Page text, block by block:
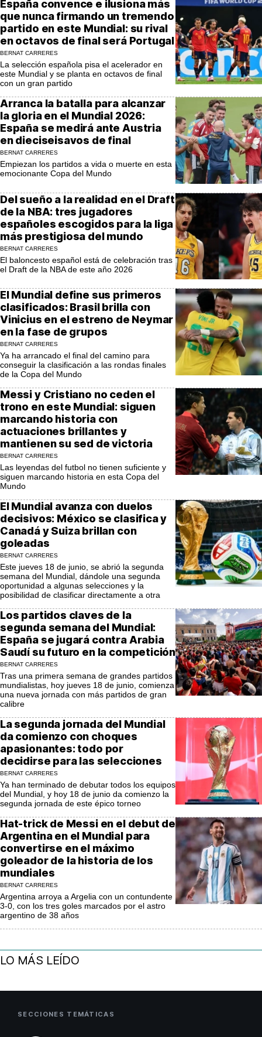
España convence e ilusiona más
que nunca firmando un tremendo
partido en este Mundial: su rival
en octavos de final será Portugal
BERNAT CARRERES
La selección española pisa el acelerador en
este Mundial y se planta en octavos de final
con un gran partido
Arranca la batalla para alcanzar
la gloria en el Mundial 2026:
España se medirá ante Austria
en dieciseisavos de final
BERNAT CARRERES
Empiezan los partidos a vida o muerte en esta
emocionante Copa del Mundo
Del sueño a la realidad en el Draft
de la NBA: tres jugadores
españoles escogidos para la liga
más prestigiosa del mundo
BERNAT CARRERES
El baloncesto español está de celebración tras
el Draft de la NBA de este año 2026
El Mundial define sus primeros
clasificados: Brasil brilla con
Vinicius en el estreno de Neymar
en la fase de grupos
BERNAT CARRERES
Ya ha arrancado el final del camino para
conseguir la clasificación a las rondas finales
de la Copa del Mundo
Messi y Cristiano no ceden el
trono en este Mundial: siguen
marcando historia con
actuaciones brillantes y
mantienen su sed de victoria
BERNAT CARRERES
Las leyendas del futbol no tienen suficiente y
siguen marcando historia en esta Copa del
Mundo
El Mundial avanza con duelos
decisivos: México se clasifica y
Canadá y Suiza brillan con
goleadas
BERNAT CARRERES
Este jueves 18 de junio, se abrió la segunda
semana del Mundial, dándole una segunda
oportunidad a algunas selecciones y la
posibilidad de clasificar directamente a otra
Los partidos claves de la
segunda semana del Mundial:
España se jugará contra Arabia
Saudí su futuro en la competición
BERNAT CARRERES
Tras una primera semana de grandes partidos
mundialistas, hoy jueves 18 de junio, comienza
una nueva jornada con más partidos de gran
calibre
La segunda jornada del Mundial
da comienzo con choques
apasionantes: todo por
decidirse para las selecciones
BERNAT CARRERES
Ya han terminado de debutar todos los equipos
del Mundial, y hoy 18 de junio da comienzo la
segunda jornada de este épico torneo
Hat-trick de Messi en el debut de
Argentina en el Mundial para
convertirse en el máximo
goleador de la historia de los
mundiales
BERNAT CARRERES
Argentina arroya a Argelia con un contundente
3-0, con los tres goles marcados por el astro
argentino de 38 años
LO MÁS LEÍDO
SECCIONES TEMÁTICAS